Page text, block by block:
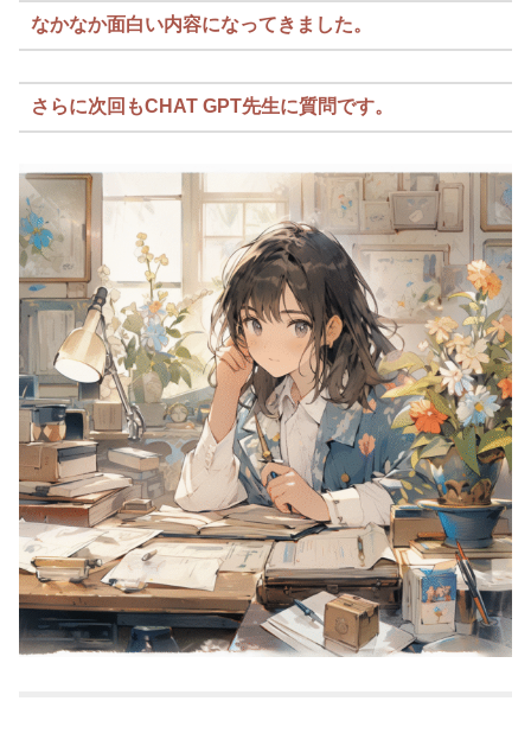
なかなか面白い内容になってきました。
さらに次回もCHAT GPT先生に質問です。